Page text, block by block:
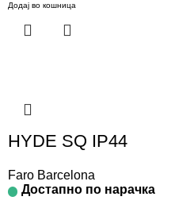
Додај во кошница
HYDE SQ IP44
Faro Barcelona
Достапно по нарачка